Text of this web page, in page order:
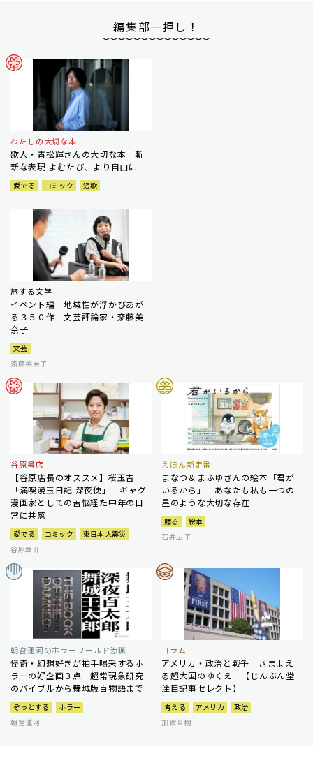
編集部一押し！
わたしの大切な本
歌人・青松輝さんの大切な本 斬
新な表現 よむたび、より自由に
愛でる コミック 短歌
旅する文学
イベント編 地域性が浮かびあが
る３５０作 文芸評論家・斎藤美
奈子
文芸
斎藤美奈子
谷原書店
【谷原店長のオススメ】桜玉吉
「満喫漫玉日記 深夜便」 ギャグ
漫画家としての苦悩経た中年の日
常に共感
愛でる コミック
東日本大震災
谷原章介
えほん新定番
まなつ＆まふゆさんの絵本「君が
いるから」 あなたも私も一つの
星のような大切な存在
贈る
絵本
石井広子
朝宮運河のホラーワールド渉猟
怪奇・幻想好きが拍手喝采するホ
ラーの好企画３点 超常現象研究
のバイブルから舞城版百物語まで
ぞっとする
ホラー
朝宮運河
コラム
アメリカ・政治と戦争 さまよえ
る超大国のゆくえ 【じんぶん堂
注目記事セレクト】
考える アメリカ
政治
加賀直樹